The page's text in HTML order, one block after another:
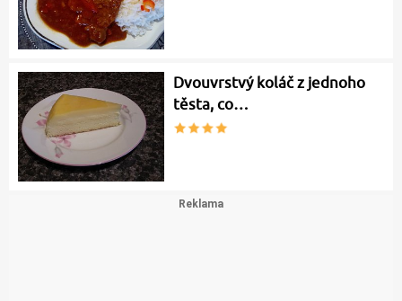
Dvouvrstvý koláč z jednoho
těsta, co…